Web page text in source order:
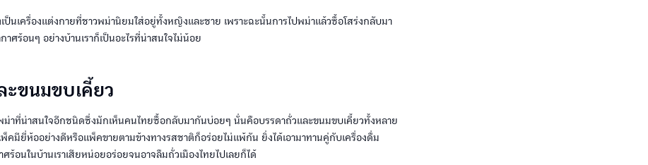
ป็นเครื่องแต่งกายที่ชาวพม่านิยมใส่อยู่ทั้งหญิงและชาย เพราะฉะนั้นการไปพม่าแล้วซื้อโสร่งกลับมา
าศร้อนๆ อย่างบ้านเราก็เป็นอะไรที่น่าสนใจไม่น้อย
ะขนมขบเคี้ยว
ม่าที่น่าสนใจอีกชนิดซึ่งมักเห็นคนไทยซื้อกลับมากันบ่อยๆ นั่นคือบรรดาถั่วและขนมขบเคี้ยวทั้งหลาย
คมียี่ห้ออย่างดีหรือแพ็คขายตามข้างทางรสชาติก็อร่อยไม่แพ้กัน ยิ่งได้เอามาทานคู่กับเครื่องดื่ม
ศร้อนในบ้านเราเสียหน่อยอร่อยจนอาจลืมถั่วเมืองไทยไปเลยก็ได้